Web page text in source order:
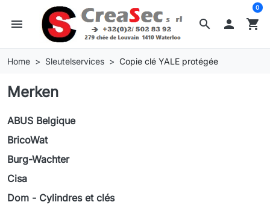
search
menu  shopping_cart
0
Home Sleutelservices Copie clé YALE protégée
Merken
ABUS Belgique
BricoWat
Burg-Wachter
Cisa
Dom - Cylindres et clés